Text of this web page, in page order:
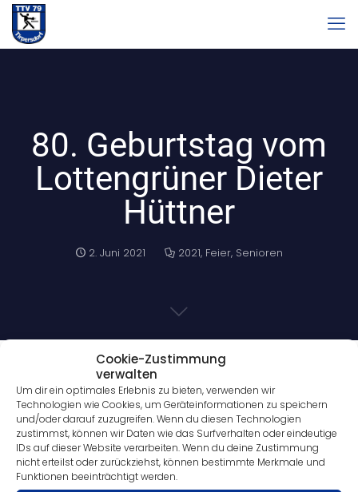
Cookie-Zustimmung
verwalten
Um dir ein optimales Erlebnis zu bieten, verwenden wir
Technologien wie Cookies, um Geräteinformationen zu speichern
und/oder darauf zuzugreifen. Wenn du diesen Technologien
zustimmst, können wir Daten wie das Surfverhalten oder eindeutige
IDs auf dieser Website verarbeiten. Wenn du deine Zustimmung
nicht erteilst oder zurückziehst, können bestimmte Merkmale und
Funktionen beeinträchtigt werden.
80. Geburtstag vom
Lottengrüner Dieter
Hüttner
2. Juni 2021 2021, Feier, Senioren
Categories Tags Authors